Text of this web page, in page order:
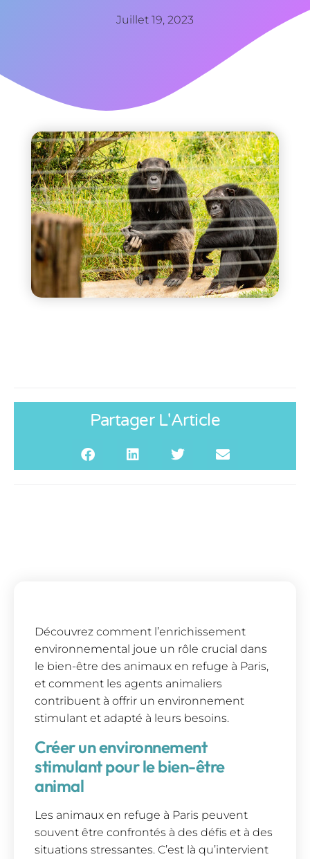
Juillet 19, 2023
Partager L'Article
Découvrez comment l’enrichissement
environnemental joue un rôle crucial dans
le bien-être des animaux en refuge à Paris,
et comment les agents animaliers
contribuent à offrir un environnement
stimulant et adapté à leurs besoins.
Créer un environnement
stimulant pour le bien-être
animal
Les animaux en refuge à Paris peuvent
souvent être confrontés à des défis et à des
situations stressantes. C’est là qu’intervient